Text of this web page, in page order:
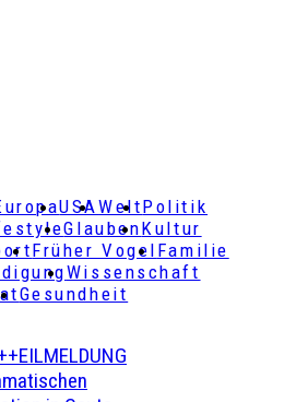
USAWeltPolitik
GlaubenKultur
Früher Vogel Familie
Wissenschaft
Gesundheit